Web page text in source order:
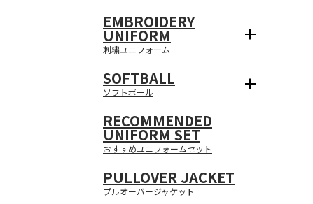
EMBROIDERY
UNIFORM
刺繍ユニフォーム
SOFTBALL
ソフトボール
RECOMMENDED
UNIFORM SET
おすすめユニフォームセット
PULLOVER JACKET
プルオーバージャケット